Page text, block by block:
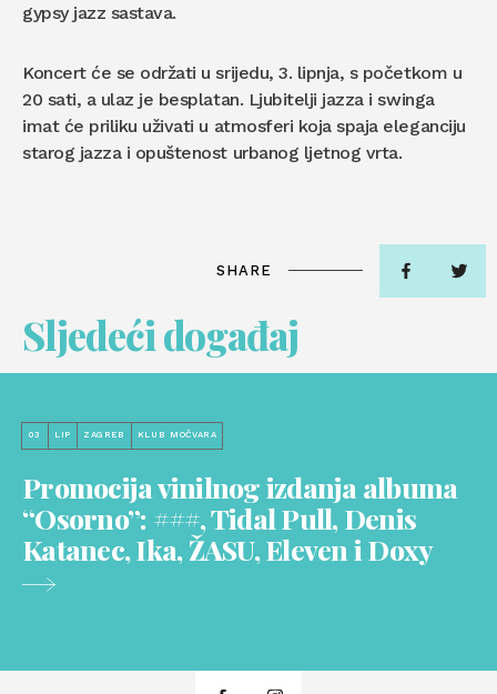
gypsy jazz sastava.
Koncert će se održati u srijedu, 3. lipnja, s početkom u
20 sati, a ulaz je besplatan. Ljubitelji jazza i swinga
imat će priliku uživati u atmosferi koja spaja eleganciju
starog jazza i opuštenost urbanog ljetnog vrta.
SHARE
Sljedeći događaj
03 LIP ZAGREB KLUB MOČVARA
Promocija vinilnog izdanja albuma
“Osorno”: ###, Tidal Pull, Denis
Katanec, Ika, ŽASU, Eleven i Doxy